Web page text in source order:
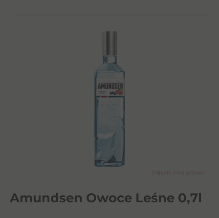
Amundsen Owoce Leśne 0,7l